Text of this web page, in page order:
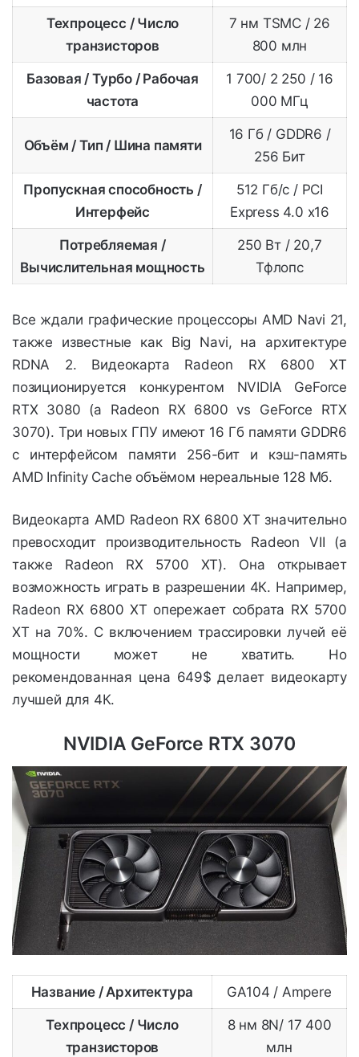
Техпроцесс / Число
транзисторов
7 нм TSMC / 26
800 млн
Базовая / Турбо / Рабочая
частота
1 700/ 2 250 / 16
000 МГц
Объём / Тип / Шина памяти
16 Гб / GDDR6 /
256 Бит
Пропускная способность /
Интерфейс
512 Гб/с / PCI
Express 4.0 x16
Потребляемая /
Вычислительная мощность
250 Вт / 20,7
Тфлопс
Все ждали графические процессоры AMD Navi 21,
также известные как Big Navi, на архитектуре
RDNA 2. Видеокарта Radeon RX 6800 XT
позиционируется конкурентом NVIDIA GeForce
RTX 3080 (а Radeon RX 6800 vs GeForce RTX
3070). Три новых ГПУ имеют 16 Гб памяти GDDR6
с интерфейсом памяти 256-бит и кэш-память
AMD Infinity Cache объёмом нереальные 128 Мб.
Видеокарта AMD Radeon RX 6800 XT значительно
превосходит производительность Radeon VII (а
также Radeon RX 5700 XT). Она открывает
возможность играть в разрешении 4К. Например,
Radeon RX 6800 XT опережает собрата RX 5700
XT на 70%. С включением трассировки лучей её
мощности может не хватить. Но
рекомендованная цена 649$ делает видеокарту
лучшей для 4К.
NVIDIA GeForce RTX 3070
Название / Архитектура GA104 / Ampere
Техпроцесс / Число
транзисторов
8 нм 8N/ 17 400
млн